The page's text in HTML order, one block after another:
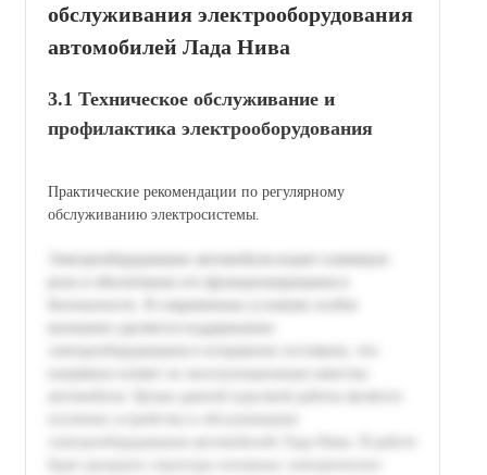
обслуживания электрооборудования
автомобилей Лада Нива
3.1 Техническое обслуживание и
профилактика электрооборудования
Практические рекомендации по регулярному
обслуживанию электросистемы.